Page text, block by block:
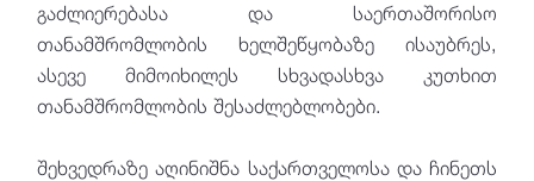
გაძლიერებასა და საერთაშორისო
თანამშრომლობის ხელშეწყობაზე ისაუბრეს,
ასევე მიმოიხილეს სხვადასხვა კუთხით
თანამშრომლობის შესაძლებლობები.
შეხვედრაზე აღინიშნა საქართველოსა და ჩინეთს